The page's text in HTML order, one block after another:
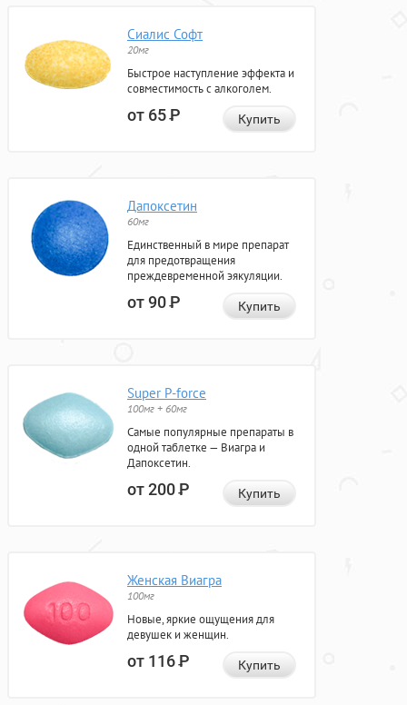
Сиалис Софт
20мг
Быстрое наступление эффекта и
совместимость с алкоголем.
от 65Р Купить
Дапоксетин
60мг
Единственный в мире препарат
для предотвращения
преждевременной эякуляции.
от 90Р Купить
Super P-force
100мг + 60мг
Самые популярные препараты в
одной таблетке — Виагра и
Дапоксетин.
от 200Р Купить
Женская Виагра
100мг
Новые, яркие ощущения для
девушек и женщин.
от 116Р Купить